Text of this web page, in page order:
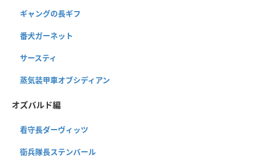
ギャングの長ギフ
番犬ガーネット
サースティ
蒸気装甲車オブシディアン
オズバルド編
看守長ダーヴィッツ
衛兵隊長ステンバール